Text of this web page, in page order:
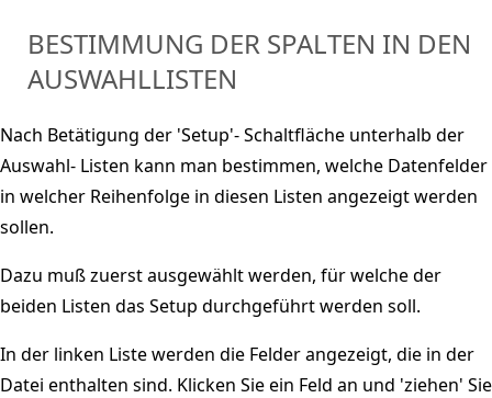
BESTIMMUNG DER SPALTEN IN DEN
AUSWAHLLISTEN
Nach Betätigung der 'Setup'- Schaltfläche unterhalb der
Auswahl- Listen kann man bestimmen, welche Datenfelder
in welcher Reihenfolge in diesen Listen angezeigt werden
sollen.
Dazu muß zuerst ausgewählt werden, für welche der
beiden Listen das Setup durchgeführt werden soll.
In der linken Liste werden die Felder angezeigt, die in der
Datei enthalten sind. Klicken Sie ein Feld an und 'ziehen' Sie